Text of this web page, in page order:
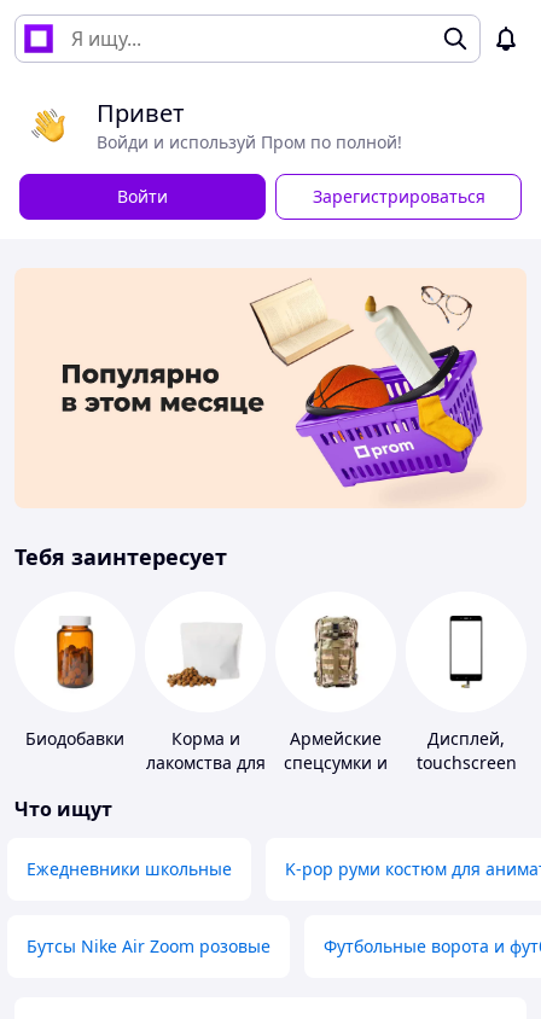
Привет
Войди и используй Пром по полной!
Войти Зарегистрироваться
Тебя заинтересует
Биодобавки
Корма и
лакомства для
Армейские
спецсумки и
Дисплей,
touchscreen
Что ищут
Ежедневники школьные K-pop руми костюм для
Бутсы Nike Air Zoom розовые Футбольные ворота и